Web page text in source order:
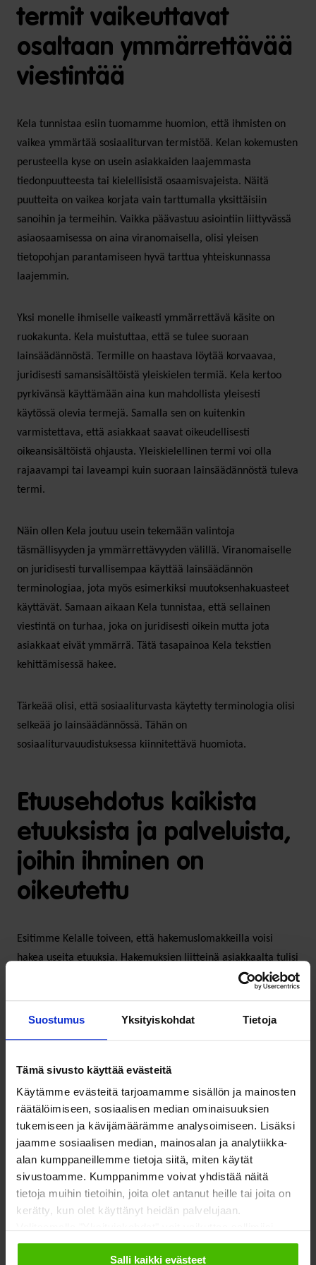
Suostumus Yksityiskohdat Tietoja
Tämä sivusto käyttää evästeitä
Käytämme evästeitä tarjoamamme sisällön ja mainosten
räätälöimiseen, sosiaalisen median ominaisuuksien
tukemiseen ja kävijämäärämme analysoimiseen. Lisäksi
jaamme sosiaalisen median, mainosalan ja analytiikka-
alan kumppaneillemme tietoja siitä, miten käytät
sivustoamme. Kumppanimme voivat yhdistää näitä
tietoja muihin tietoihin, joita olet antanut heille tai joita on
kerätty, kun olet käyttänyt heidän palvelujaan.
evästeisiin.
Salli kaikki evästeet
termit vaikeuttavat
osaltaan ymmärrettävää
viestintää
Kela tunnistaa esiin tuomamme huomion, että ihmisten on
vaikea ymmärtää sosiaaliturvan termistöä. Kelan kokemusten
perusteella kyse on usein asiakkaiden laajemmasta
tiedonpuutteesta tai kielellisistä osaamisvajeista. Näitä
puutteita on vaikea korjata vain tarttumalla yksittäisiin
sanoihin ja termeihin. Vaikka päävastuu asiointiin liittyvässä
asiaosaamisessa on aina viranomaisella, olisi yleisen
tietopohjan parantamiseen hyvä tarttua yhteiskunnassa
laajemmin.
Yksi monelle ihmiselle vaikeasti ymmärrettävä käsite on
ruokakunta. Kela muistuttaa, että se tulee suoraan
lainsäädännöstä. Termille on haastava löytää korvaavaa,
juridisesti samansisältöistä yleiskielen termiä. Kela kertoo
pyrkivänsä käyttämään aina kun mahdollista yleisesti
käytössä olevia termejä. Samalla sen on kuitenkin
varmistettava, että asiakkaat saavat oikeudellisesti
oikeansisältöistä ohjausta. Yleiskielellinen termi voi olla
rajaavampi tai laveampi kuin suoraan lainsäädännöstä tuleva
termi.
Näin ollen Kela joutuu usein tekemään valintoja
täsmällisyyden ja ymmärrettävyyden välillä. Viranomaiselle
on juridisesti turvallisempaa käyttää lainsäädännön
terminologiaa, jota myös esimerkiksi muutoksenhakuasteet
käyttävät. Samaan aikaan Kela tunnistaa, että sellainen
viestintä on turhaa, joka on juridisesti oikein mutta jota
asiakkaat eivät ymmärrä. Tätä tasapainoa Kela tekstien
kehittämisessä hakee.
Tärkeää olisi, että sosiaaliturvasta käytetty terminologia olisi
selkeää jo lainsäädännössä. Tähän on
sosiaaliturvauudistuksessa kiinnitettävä huomiota.
Etuusehdotus kaikista
etuuksista ja palveluista,
joihin ihminen on
oikeutettu
Esitimme Kelalle toiveen, että hakemuslomakkeilla voisi
hakea useita etuuksia. Hakemuksien liitteinä asiakkaalta tulisi
vaatia vain välttämättömät selvitykset, joita Kela ei muualta
silloin, kun se on mahdollista.
asiakkaan ei tarvitsisi tukea hakiessaan tehdä muuta kuin
kirjautua palveluun, joka kartoittaa kysymysten ja eri
viranomaisilta saatavien tietojen avulla asiakkaan oikeudet
eri etuuksiin ja palveluihin. Tämä on erittäin kannatettava
ajatus.
SOSTE näkee, että tulevaisuudessa pitäisi mennä vielä
pidemmälle: ihmisille tarjottaisiin automaattisesti
etuusehdotus kaikista etuuksista ja palveluista, joihin hän on